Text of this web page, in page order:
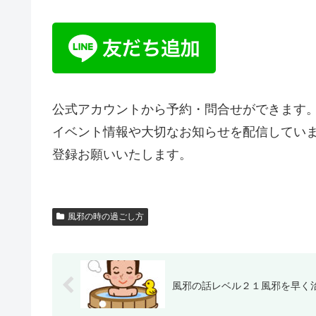
公式アカウントから予約・問合せができます。
イベント情報や大切なお知らせを配信していま
登録お願いいたします。
風邪の時の過ごし方
風邪の話レベル２１風邪を早く